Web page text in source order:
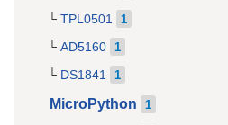
TPL0501 1
AD5160 1
DS1841 1
MicroPython 1